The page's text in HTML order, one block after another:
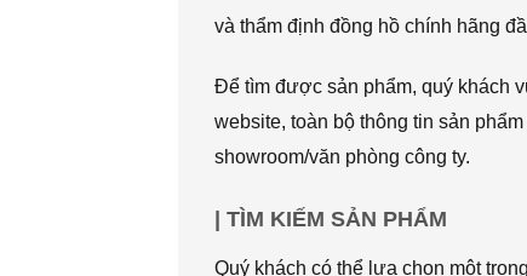
và thẩm định đồng hồ chính hãng
Để tìm được sản phẩm, quý khách
website, toàn bộ thông tin sản
showroom/văn phòng công ty.
| TÌM KIẾM SẢN PHẨM
Quý khách có thể lựa chọn một